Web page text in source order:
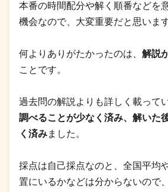
本番の時間配分や解く順番などを
機会なので、大変重要だと思います
何よりありがたかったのは、 解説
ことです。
過去問の解説よりも詳しく載って
調べることが少なく済み、解いた
く済みました。
採点は自己採点なのと、全国平均
置にいるかなどは分からないので